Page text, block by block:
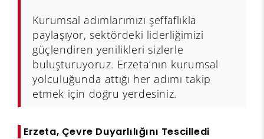
Kurumsal adımlarımızı şeffaflıkla
paylaşıyor, sektördeki liderliğimizi
güçlendiren yenilikleri sizlerle
buluşturuyoruz. Erzeta’nın kurumsal
yolculuğunda attığı her adımı takip
etmek için doğru yerdesiniz.
Erzeta, Çevre Duyarlılığını Tescilledi